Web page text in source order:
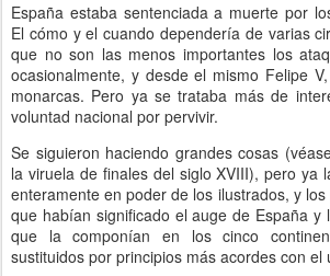
España estaba sentenciada a muerte por
El cómo y el cuando dependería de varias
que no son las menos importantes los
ocasionalmente, y desde el mismo Felipe
monarcas. Pero ya se trataba más de
voluntad nacional por pervivir.
Se siguieron haciendo grandes cosas
la viruela de finales del siglo XVIII), pero ya
enteramente en poder de los ilustrados, y
que habían significado el auge de España y
que la componían en los cinco
sustituidos por principios más acordes con el